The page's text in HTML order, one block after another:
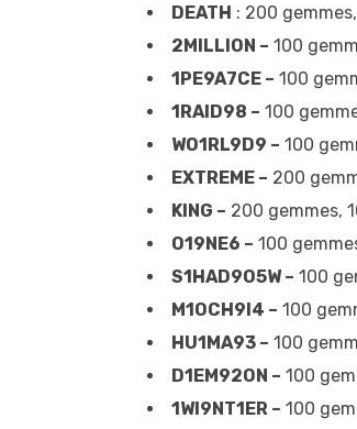
DEATH : 200
2MILLION – 100
1PE9A7CE – 100
1RAID98 – 100
WO1RL9D9 – 100
EXTREME – 200
KING – 200 gemmes,
O19NE6 – 100
S1HAD9O5W – 100
M1OCH9I4 – 100
HU1MA93 – 100
D1EM92ON – 100
1WI9NT1ER – 100